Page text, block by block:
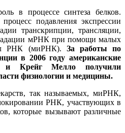
в процессе синтеза белков.
подавления экспрессии
транскрипции, трансляции,
мРНК при помощи малых
РНК (миРНК). За работы по
в 2006 году американские
Крейг Мелло получили
физиологии и медицины.
так называемых, миРНК,
РНК, участвующих в
которые вызывают различные